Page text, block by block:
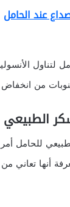
عند الحامل
لتناول
من
الطبيعي
للحامل أمر
أنها